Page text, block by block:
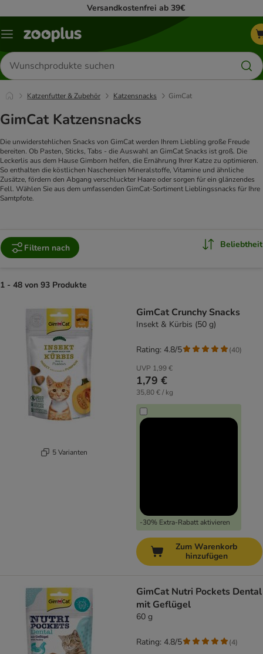
Versandkostenfrei ab 39€
Menü
Produkte
suchen
Katzenfutter & Zubehör Katzensnacks GimCat
GimCat Katzensnacks
Die unwiderstehlichen Snacks von GimCat werden Ihrem Liebling große Freude
bereiten. Ob Pasten, Sticks, Tabs - die Auswahl an GimCat Snacks ist groß. Die
Leckerlis aus dem Hause Gimborn helfen, die Ernährung Ihrer Katze zu optimieren.
So enthalten die köstlichen Naschereien Mineralstoffe, Vitamine und ähnliche
Zusätze, fördern den Abgang verschluckter Haare oder sorgen für ein glänzendes
Fell. Wählen Sie aus dem umfassenden GimCat-Sortiment Lieblingssnacks für Ihre
Samtpfote.
Filtern nach Beliebtheit
1 - 48 von 93 Produkte
5 Varianten
GimCat Crunchy Snacks
Insekt & Kürbis (50 g)
UVP 1,99 €
1,79 €
35,80 € / kg
-30% Extra-Rabatt aktivieren
Rating: 4.8/5 (40)
Zum Warenkorb
hinzufügen
GimCat Nutri Pockets Dental
mit Geflügel
60 g
Rating: 4.8/5 (4)